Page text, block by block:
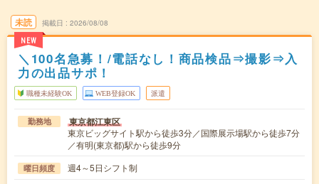
未読
NEW
掲載日 2026/08/08
＼100名急募！/電話なし！商品検品⇒撮影⇒入
力の出品サポ！
職種未経験OK WEB登録OK 派遣
勤務地 東京都江東区
東京ビッグサイト駅から徒歩3分／国際展示場駅から徒歩7分
／有明(東京都)駅から徒歩9分
曜日頻度 週4～5日シフト制